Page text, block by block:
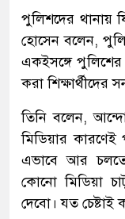
পুলিশদের থানায়
হোসেন বলেন,
একইসঙ্গে
করা শিক্ষার্থীদের
তিনি বলেন,
মিডিয়ার কারণেই
এভাবে আর
কোনো মিডিয়া
দেবো। যত